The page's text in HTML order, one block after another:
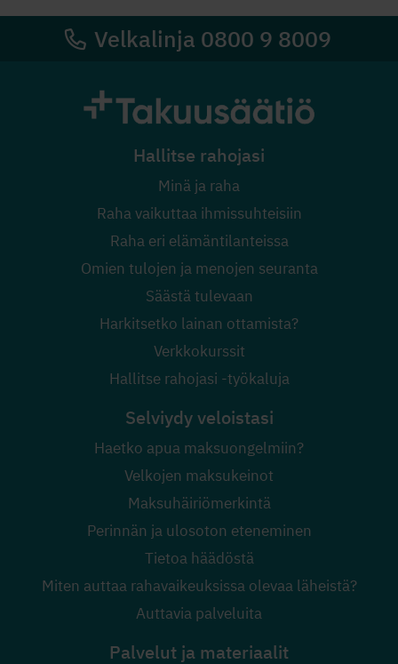
Velkalinja 0800 9 8009
Hallitse rahojasi
Minä ja raha
Raha vaikuttaa ihmissuhteisiin
Raha eri elämäntilanteissa
Omien tulojen ja menojen seuranta
Säästä tulevaan
Harkitsetko lainan ottamista?
Verkkokurssit
Hallitse rahojasi -työkaluja
Selviydy veloistasi
Haetko apua maksuongelmiin?
Velkojen maksukeinot
Maksuhäiriömerkintä
Perinnän ja ulosoton eteneminen
Tietoa häädöstä
Miten auttaa rahavaikeuksissa olevaa läheistä?
Auttavia palveluita
Palvelut ja materiaalit